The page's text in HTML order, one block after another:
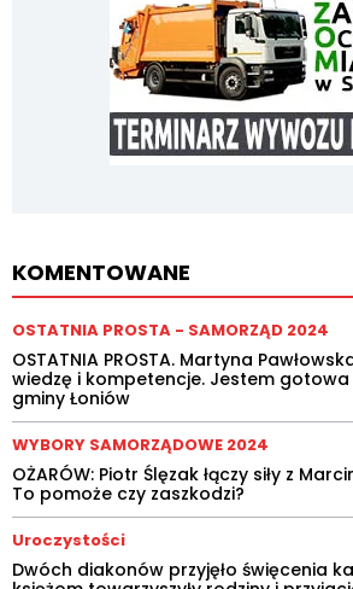
KOMENTOWANE
OSTATNIA PROSTA - SAMORZĄD 2024
OSTATNIA PROSTA. Martyna
wiedzę i kompetencje. Jestem
gminy Łoniów
WYBORY SAMORZĄDOWE 2024
OŻARÓW: Piotr Ślęzak łączy siły z
To pomoże czy zaszkodzi?
Uroczystości
Dwóch diakonów przyjęło święcenia